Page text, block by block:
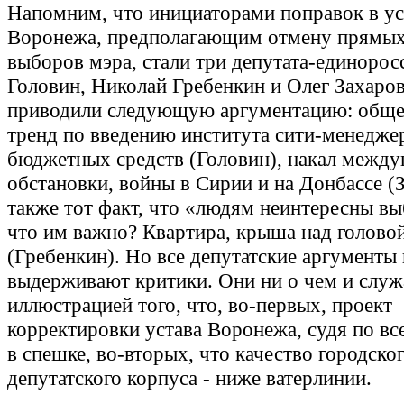
Напомним, что инициаторами поправок в
Воронежа, предполагающим отмену
выборов мэра, стали три депутата-
Головин, Николай Гребенкин и Олег
приводили следующую аргументацию:
тренд по введению института сити-
бюджетных средств (Головин), накал
обстановки, войны в Сирии и на Донбассе
также тот факт, что «людям неинтересны
что им важно? Квартира, крыша над
(Гребенкин). Но все депутатские аргументы
выдерживают критики. Они ни о чем и
иллюстрацией того, что, во-первых, проект
корректировки устава Воронежа, судя по
в спешке, во-вторых, что качество
депутатского корпуса - ниже ватерлинии.